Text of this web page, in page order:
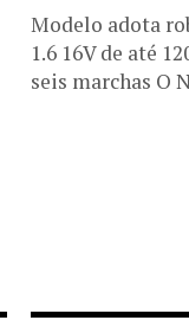
Modelo adota
1.6 16V de até
seis marchas O